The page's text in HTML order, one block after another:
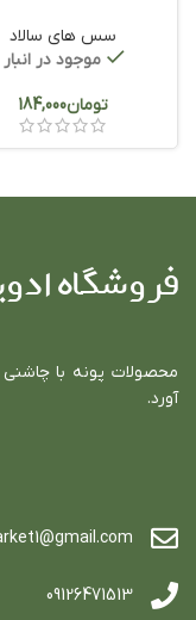
سس های سالاد
موجود در انبار
تومان
فروشگاه
محصولات پونه با
آورد.
09126471513